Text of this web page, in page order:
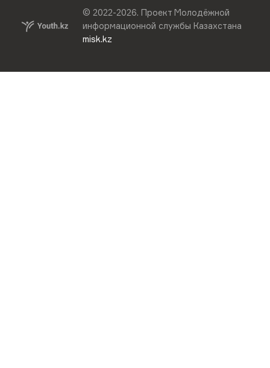
© 2022-2026.Проект Молодёжной
информационной службы Казахстана
misk.kz